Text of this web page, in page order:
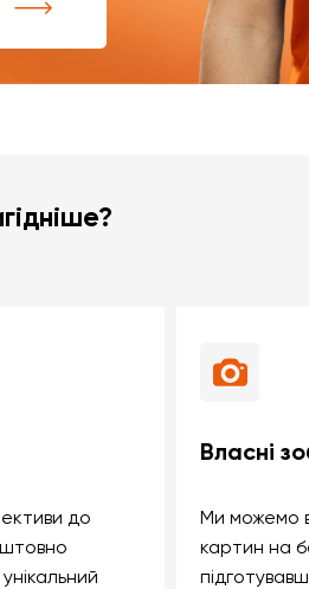
до
Власні
Ми можемо
картин на